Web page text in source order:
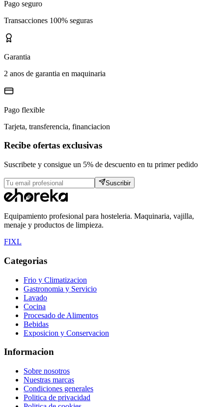
Pago seguro
Transacciones 100% seguras
Garantia
2 anos de garantia en maquinaria
Pago flexible
Tarjeta, transferencia, financiacion
Recibe ofertas exclusivas
Suscribete y consigue un 5% de descuento en tu primer pedido
Suscribir
Equipamiento profesional para hosteleria. Maquinaria, vajilla,
menaje y productos de limpieza.
FIXL
Categorias
Frio y Climatizacion
Gastronomia y Servicio
Lavado
Cocina
Procesado de Alimentos
Bebidas
Exposicion y Conservacion
Informacion
Sobre nosotros
Nuestras marcas
Condiciones generales
Politica de privacidad